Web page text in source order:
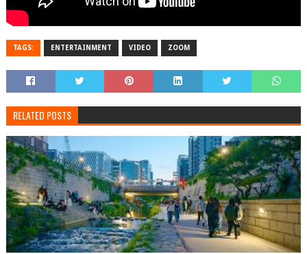
TAGS: ENTERTAINMENT VIDEO ZOOM
RELATED POSTS